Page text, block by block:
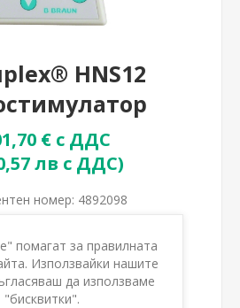
HNS12
€ с ДДС
лв с ДДС)
номер: 4892098
единица: Брой
Изчерпан
ме, когато е наличен
помагат за правилната
Използвайки нашите
да използваме
"бисквитки".